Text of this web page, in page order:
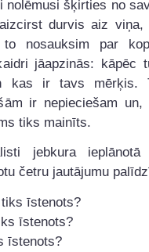
nolēmusi šķirties no
durvis aiz viņa,
nosauksim par
jāapzinās: kāpēc
kas ir tavs mērķis.
ir nepieciešam un,
tiks mainīts.
jebkura ieplānotā
četru jautājumu
īstenots?
īstenots?
īstenots?